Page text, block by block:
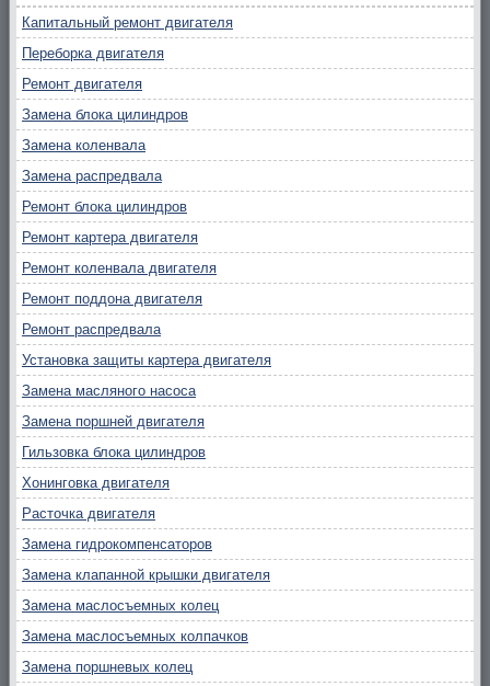
Капитальный ремонт двигателя
Переборка двигателя
Ремонт двигателя
Замена блока цилиндров
Замена коленвала
Замена распредвала
Ремонт блока цилиндров
Ремонт картера двигателя
Ремонт коленвала двигателя
Ремонт поддона двигателя
Ремонт распредвала
Установка защиты картера двигателя
Замена масляного насоса
Замена поршней двигателя
Гильзовка блока цилиндров
Хонинговка двигателя
Расточка двигателя
Замена гидрокомпенсаторов
Замена клапанной крышки двигателя
Замена маслосъемных колец
Замена маслосъемных колпачков
Замена поршневых колец